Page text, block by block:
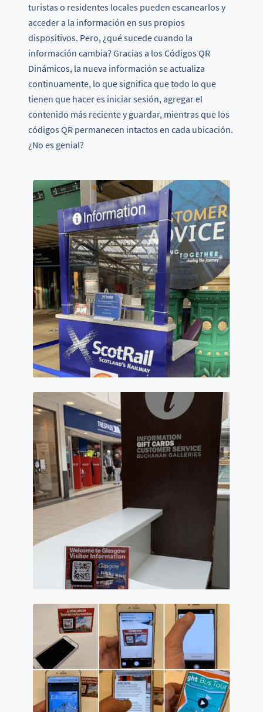
turistas o residentes locales pueden escanearlos y
acceder a la información en sus propios
dispositivos. Pero, ¿qué sucede cuando la
información cambia? Gracias a los Códigos QR
Dinámicos, la nueva información se actualiza
continuamente, lo que significa que todo lo que
tienen que hacer es iniciar sesión, agregar el
contenido más reciente y guardar, mientras que los
códigos QR permanecen intactos en cada ubicación.
¿No es genial?